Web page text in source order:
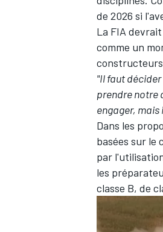
de 2026 si
La FIA
comme un
"Il faut décider
prendre notre
engager,
Dans les
basées sur le
par
les
classe B, de